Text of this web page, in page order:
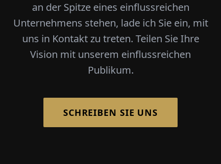
an der Spitze eines einflussreichen
Unternehmens stehen, lade ich Sie ein, mit
uns in Kontakt zu treten. Teilen Sie Ihre
Vision mit unserem einflussreichen
Publikum.
SCHREIBEN SIE UNS